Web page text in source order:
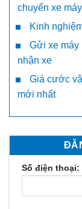
chuyển xe
Kinh
Gửi xe máy
nhận xe
Giá cước
mới nhất
Số điện thoại: